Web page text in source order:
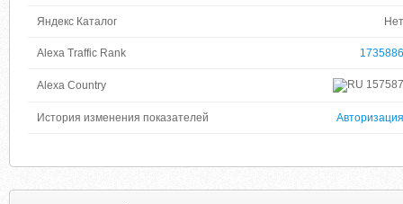
Яндекс Каталог Нет
Alexa Traffic Rank 1735886
Alexa Country 157587
История изменения показателей Авторизация